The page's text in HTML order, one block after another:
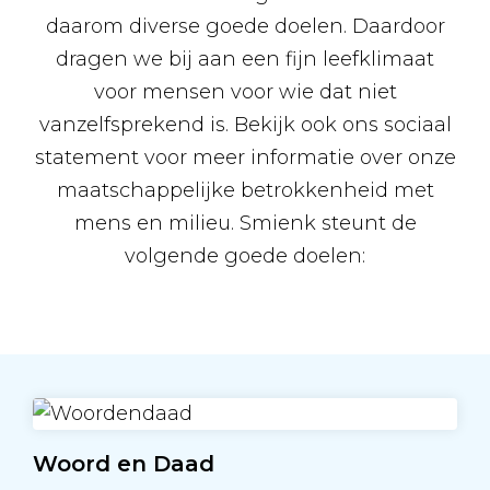
daarom diverse goede doelen. Daardoor
dragen we bij aan een fijn leefklimaat
voor mensen voor wie dat niet
vanzelfsprekend is. Bekijk ook ons sociaal
statement voor meer informatie over onze
maatschappelijke betrokkenheid met
mens en milieu. Smienk steunt de
volgende goede doelen:
Woord en Daad